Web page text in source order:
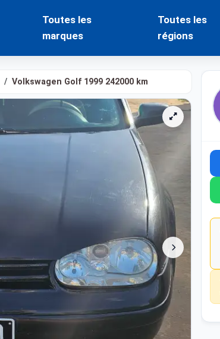
Toutes les
marques
Toutes les
régions
Volkswagen Golf 1999 242000 km